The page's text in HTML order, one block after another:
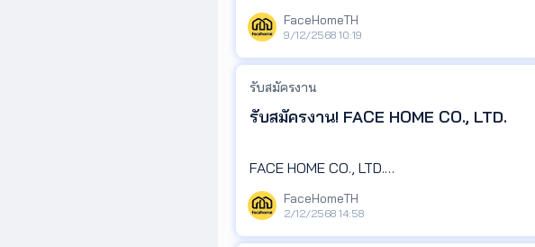
คุณสมบัติที่เรามองหา 🌟
* มีประสบการณ์ในการปล่อยเช่าคอนโดหรือบ้าน
* เคยทำงานในบทบาท Agent หรือดูแลทีม Agent
* เคยทำงานในบริษัทอสังหาริมทรัพย์ระดับกลาง
* มีภาวะผู้นำ กล้าตัดสินใจ และสามารถสร้างทีมจา
🕘 เวลาทำงาน
* 09:00 - 18:00
💓 พิเศษสุดสำหรับนายหน้า ค่าคอมได้เต็ม เพราะบ
📞 ติดต่อสอบถาม
FB page : TAM บริหารสินทรัพย์ https://
Tiktok : tamassetm https://
LINE official : @tamasset https://lin.ee/
e Co.,Ltd. กำลังเปิดรับสมัครเพื่อนร่วมทีมไฟแรงม
ตำแหน่ง: ตัวแทนอสังหาริมทรัพย์ (สื่อสารภาษ
FaceHomeTH
9/12/2568 10:19
รับสมัครงาน
รับสมัครงาน! FACE HOME CO., LTD.
FACE HOME CO., LTD.
รับสมัครด่วน🔥
FaceHomeTH
2/12/2568 14:58